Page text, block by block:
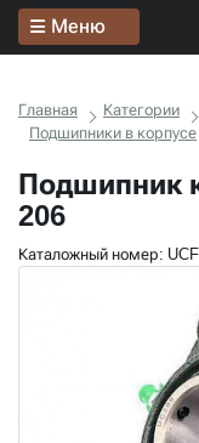
Меню
Главная Категории
Подшипники в корпусе
Подшипник
206
Каталожный номер: